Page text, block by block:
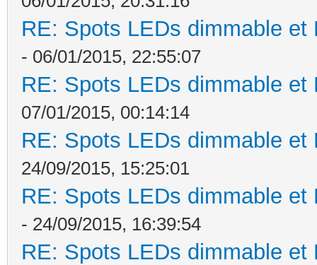
RE: Spots LEDs dimmable
- 06/01/2015, 22:55:07
RE: Spots LEDs dimmable
07/01/2015, 00:14:14
RE: Spots LEDs dimmable
24/09/2015, 15:25:01
RE: Spots LEDs dimmable
- 24/09/2015, 16:39:54
RE: Spots LEDs dimmable